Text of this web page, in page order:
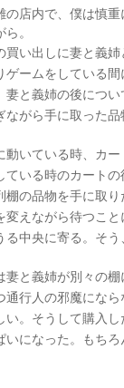
の店内で、僕は慎
。
買い出しに妻と義
ゲームをしている
妻と義姉の後につ
ながら手に取った
動いている時、カ
ている時のカート
棚の品物を手に取
変えながら待つこ
る中央に寄る。そ
妻と義姉が別々の
通行人の邪魔にな
い。そうして購入
いになった。もち